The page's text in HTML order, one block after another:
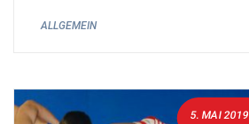
ALLGEMEIN
5. MAI 2019